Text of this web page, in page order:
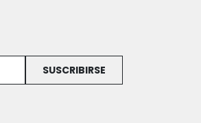
SUSCRIBIRSE